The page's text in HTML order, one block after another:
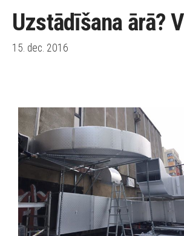
Uzstādīšana ārā?
15. dec. 2016